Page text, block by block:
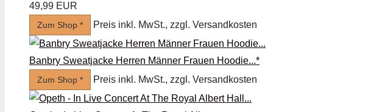
49,99 EUR
Zum Shop * Preis inkl. MwSt., zzgl. Versandkosten
Banbry Sweatjacke Herren Männer Frauen Hoodie...*
Zum Shop * Preis inkl. MwSt., zzgl. Versandkosten